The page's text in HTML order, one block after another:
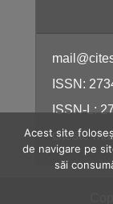
ISSN:
ISSN-L:
citeste-
Acest site
de navigare pe
săi